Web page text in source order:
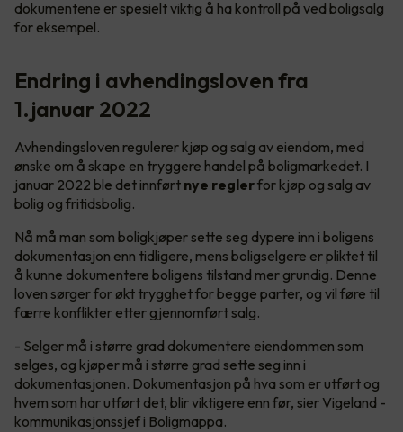
dokumentene er spesielt viktig å ha kontroll på ved boligsalg
for eksempel.
Endring i avhendingsloven fra
1.januar 2022
Avhendingsloven regulerer kjøp og salg av eiendom, med
ønske om å skape en tryggere handel på boligmarkedet. I
januar 2022 ble det innført nye reglerfor kjøp og salg av
bolig og fritidsbolig.
Nå må man som boligkjøper sette seg dypere inn i boligens
dokumentasjon enn tidligere, mens boligselgere er pliktet til
å kunne dokumentere boligens tilstand mer grundig. Denne
loven sørger for økt trygghet for begge parter, og vil føre til
færre konflikter etter gjennomført salg.
- Selger må i større grad dokumentere eiendommen som
selges, og kjøper må i større grad sette seg inn i
dokumentasjonen. Dokumentasjon på hva som er utført og
hvem som har utført det, blir viktigere enn før, sier Vigeland -
kommunikasjonssjef i Boligmappa.